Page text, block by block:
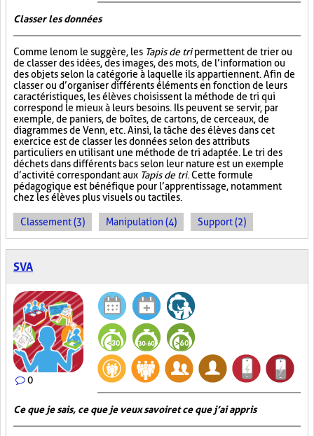
Classer les données
Comme le nom le suggère, les Tapis de tripermettent de trier ou
de classer des idées, des images, des mots, de l’information ou
des objets selon la catégorie à laquelle ils appartiennent. Afin de
classer ou d’organiser différents éléments en fonction de leurs
caractéristiques, les élèves choisissent la méthode de tri qui
correspond le mieux à leurs besoins. Ils peuvent se servir, par
exemple, de paniers, de boîtes, de cartons, de cerceaux, de
diagrammes de Venn, etc. Ainsi, la tâche des élèves dans cet
exercice est de classer les données selon des attributs
particuliers en utilisant une méthode de tri adaptée. Le tri des
déchets dans différents bacs selon leur nature est un exemple
d’activité correspondant aux Tapis de tri. Cette formule
pédagogique est bénéfique pour l’apprentissage, notamment
chez les élèves plus visuels ou tactiles.
Classement (3) Manipulation (4) Support (2)
SVA
0
Ce que je sais, ce que je veux savoir et ce que j’ai appris